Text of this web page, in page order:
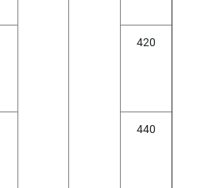
420
440